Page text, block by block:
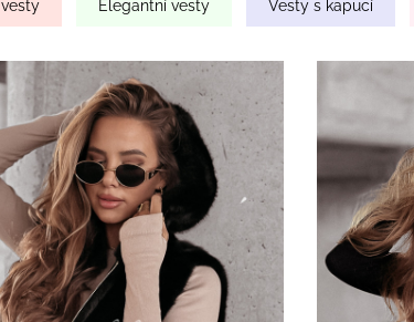
Elegantní vesty Vesty s kapucí